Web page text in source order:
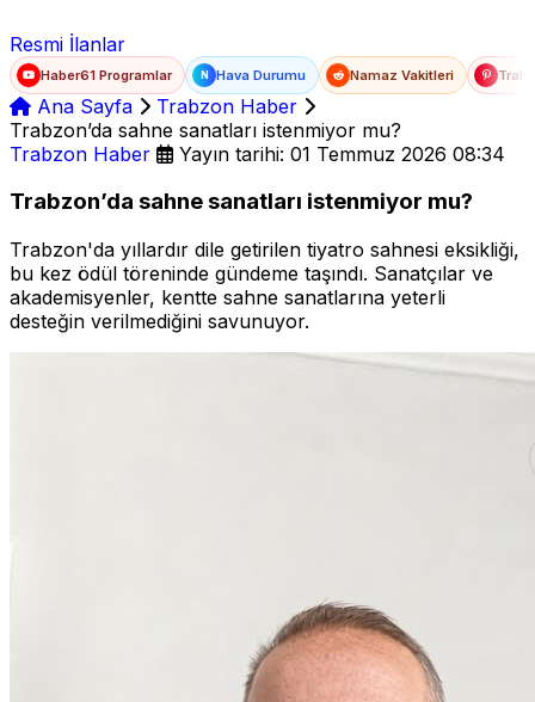
Resmi İlanlar
Haber61 Programlar N Hava Durumu Namaz Vakitleri
Ana Sayfa
Trabzon Haber
Trabzon’da sahne sanatları istenmiyor mu?
Trabzon Haber
Yayın tarihi: 01 Temmuz 2026 08:34
Trabzon’da sahne sanatları istenmiyor mu?
Trabzon'da yıllardır dile getirilen tiyatro sahnesi eksikliği,
bu kez ödül töreninde gündeme taşındı. Sanatçılar ve
akademisyenler, kentte sahne sanatlarına yeterli
desteğin verilmediğini savunuyor.